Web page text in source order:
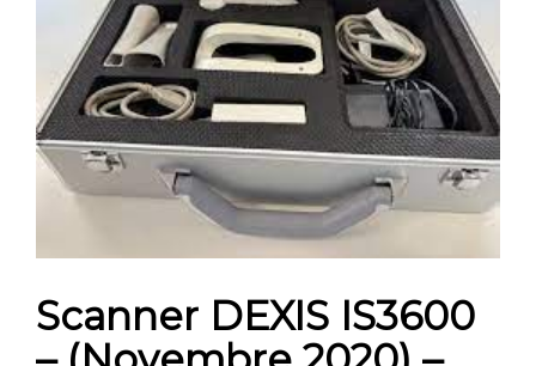
E-SHOP
ASSISTENZA
IT
Scanner DEXIS IS3600